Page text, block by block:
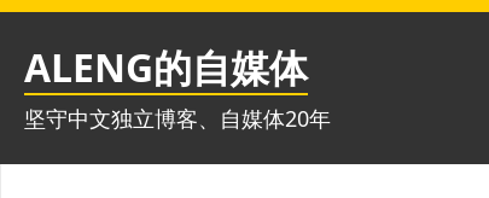
跳
ALENG的自媒体
坚守中文独立博客、自媒体20年